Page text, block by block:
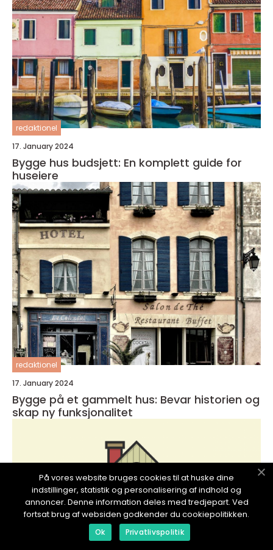
redaktionel
17. January 2024
Bygge hus budsjett: En komplett guide for
huseiere
redaktionel
17. January 2024
Bygge på et gammelt hus: Bevar historien og
skap ny funksjonalitet
På vores website bruges cookies til at huske dine
indstillinger, statistik og personalisering af indhold og
annoncer. Denne information deles med tredjepart. Ved
fortsat brug af websiden godkender du cookiepolitikken.
Ok Privatlivspolitik